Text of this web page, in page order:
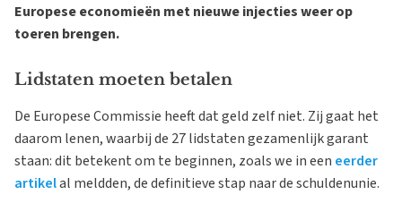
Europese economieën met nieuwe injecties weer op
toeren brengen.
Lidstaten moeten betalen
De Europese Commissie heeft dat geld zelf niet. Zij gaat het
daarom lenen, waarbij de 27 lidstaten gezamenlijk garant
staan: dit betekent om te beginnen, zoals we in een eerder
artikelal meldden, de definitieve stap naar de schuldenunie.